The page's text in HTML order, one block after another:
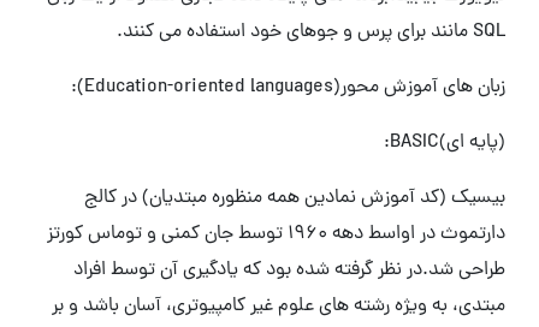
SQL مانند برای پرس و جوهای خود استفاده می کنند.
زبان های آموزش محور(Education-oriented languages):
(پایه ای)BASIC:
بیسیک (کد آموزش نمادین همه منظوره مبتدیان) در کالج
دارتموث در اواسط دهه 1960 توسط جان کمنی و توماس کورتز
طراحی شد.در نظر گرفته شده بود که یادگیری آن توسط افراد
مبتدی، به ویژه رشته های علوم غیر کامپیوتری، آسان باشد و بر